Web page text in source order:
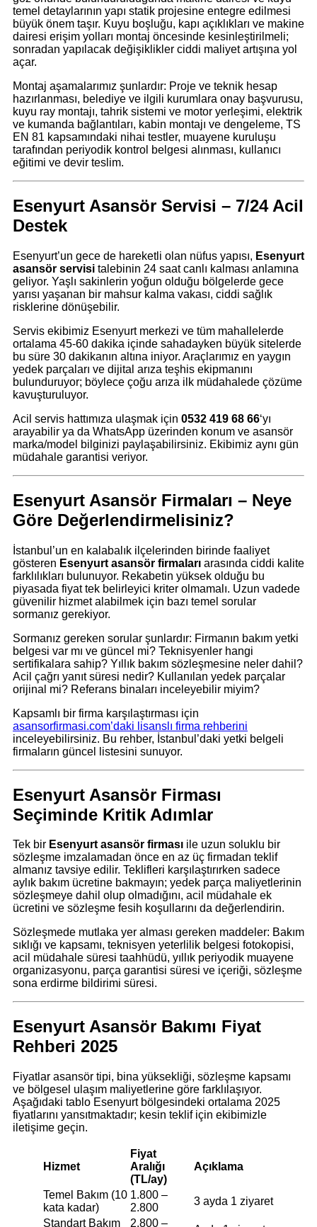
temel detaylarının yapı statik projesine entegre edilmesi
büyük önem taşır. Kuyu boşluğu, kapı açıklıkları ve makine
dairesi erişim yolları montaj öncesinde kesinleştirilmeli;
sonradan yapılacak değişiklikler ciddi maliyet artışına yol
açar.
Montaj aşamalarımız şunlardır: Proje ve teknik hesap
hazırlanması, belediye ve ilgili kurumlara onay başvurusu,
kuyu ray montajı, tahrik sistemi ve motor yerleşimi, elektrik
ve kumanda bağlantıları, kabin montajı ve dengeleme, TS
EN 81 kapsamındaki nihai testler, muayene kuruluşu
tarafından periyodik kontrol belgesi alınması, kullanıcı
eğitimi ve devir teslim.
Esenyurt Asansör Servisi – 7/24 Acil
Destek
Esenyurt’un gece de hareketli olan nüfus yapısı, Esenyurt
asansör servisi talebinin 24 saat canlı kalması anlamına
geliyor. Yaşlı sakinlerin yoğun olduğu bölgelerde gece
yarısı yaşanan bir mahsur kalma vakası, ciddi sağlık
risklerine dönüşebilir.
Servis ekibimiz Esenyurt merkezi ve tüm mahallelerde
ortalama 45-60 dakika içinde sahadayken büyük sitelerde
bu süre 30 dakikanın altına iniyor. Araçlarımız en yaygın
yedek parçaları ve dijital arıza teşhis ekipmanını
bulunduruyor; böylece çoğu arıza ilk müdahalede çözüme
kavuşturuluyor.
Acil servis hattımıza ulaşmak için 0532 419 68 66‘yı
arayabilir ya da WhatsApp üzerinden konum ve asansör
marka/model bilginizi paylaşabilirsiniz. Ekibimiz aynı gün
müdahale garantisi veriyor.
Esenyurt Asansör Firmaları – Neye
Göre Değerlendirmelisiniz?
İstanbul’un en kalabalık ilçelerinden birinde faaliyet
gösteren Esenyurt asansör firmaları arasında ciddi kalite
farklılıkları bulunuyor. Rekabetin yüksek olduğu bu
piyasada fiyat tek belirleyici kriter olmamalı. Uzun vadede
güvenilir hizmet alabilmek için bazı temel sorular
sormanız gerekiyor.
Sormanız gereken sorular şunlardır: Firmanın bakım yetki
belgesi var mı ve güncel mi? Teknisyenler hangi
sertifikalara sahip? Yıllık bakım sözleşmesine neler dahil?
Acil çağrı yanıt süresi nedir? Kullanılan yedek parçalar
orijinal mi? Referans binaları inceleyebilir miyim?
Kapsamlı bir firma karşılaştırması için
asansorfirmasi.com’daki lisanslı firma rehberini
inceleyebilirsiniz. Bu rehber, İstanbul’daki yetki belgeli
firmaların güncel listesini sunuyor.
Esenyurt Asansör Firması
Seçiminde Kritik Adımlar
Tek bir Esenyurt asansör firması ile uzun soluklu bir
sözleşme imzalamadan önce en az üç firmadan teklif
almanız tavsiye edilir. Teklifleri karşılaştırırken sadece
aylık bakım ücretine bakmayın; yedek parça maliyetlerinin
sözleşmeye dahil olup olmadığını, acil müdahale ek
ücretini ve sözleşme fesih koşullarını da değerlendirin.
Sözleşmede mutlaka yer alması gereken maddeler: Bakım
sıklığı ve kapsamı, teknisyen yeterlilik belgesi fotokopisi,
acil müdahale süresi taahhüdü, yıllık periyodik muayene
organizasyonu, parça garantisi süresi ve içeriği, sözleşme
sona erdirme bildirimi süresi.
Esenyurt Asansör Bakımı Fiyat
Rehberi 2025
Fiyatlar asansör tipi, bina yüksekliği, sözleşme kapsamı
ve bölgesel ulaşım maliyetlerine göre farklılaşıyor.
Aşağıdaki tablo Esenyurt bölgesindeki ortalama 2025
fiyatlarını yansıtmaktadır; kesin teklif için ekibimizle
iletişime geçin.
Hizmet
Fiyat
Aralığı
(TL/ay)
Açıklama
Temel Bakım (10
kata kadar)
1.800 –
2.800
3 ayda 1 ziyaret
Standart Bakım
2.800 –